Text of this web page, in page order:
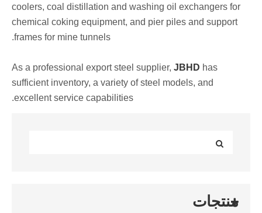
coolers, coal distillation and washing oil exchangers for
chemical coking equipment, and pier piles and support
frames for mine tunnels.
As a professional export steel supplier, JBHD has
sufficient inventory, a variety of steel models, and
excellent service capabilities.
منتجات